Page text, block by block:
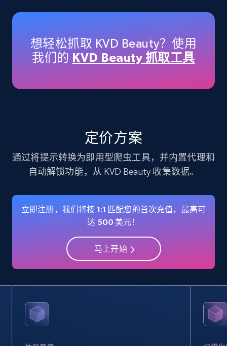
22.4K+ 3.5K+ 立即购买
Crunchbase companies information
Industries, Operating status, and more.
Business Popular Enriched
15.6K+
想轻松抓取 KVD Beauty？使用
我们的 KVD Beauty 抓取工具
定价方案
通过将提示转换为即用型爬虫工具，并内置代理和
自动解锁功能，从 KVD Beauty 收集数据。
立即注册，我们将按 1:1 匹配您的首次充值，最高可
达 500 美元！
马上开始